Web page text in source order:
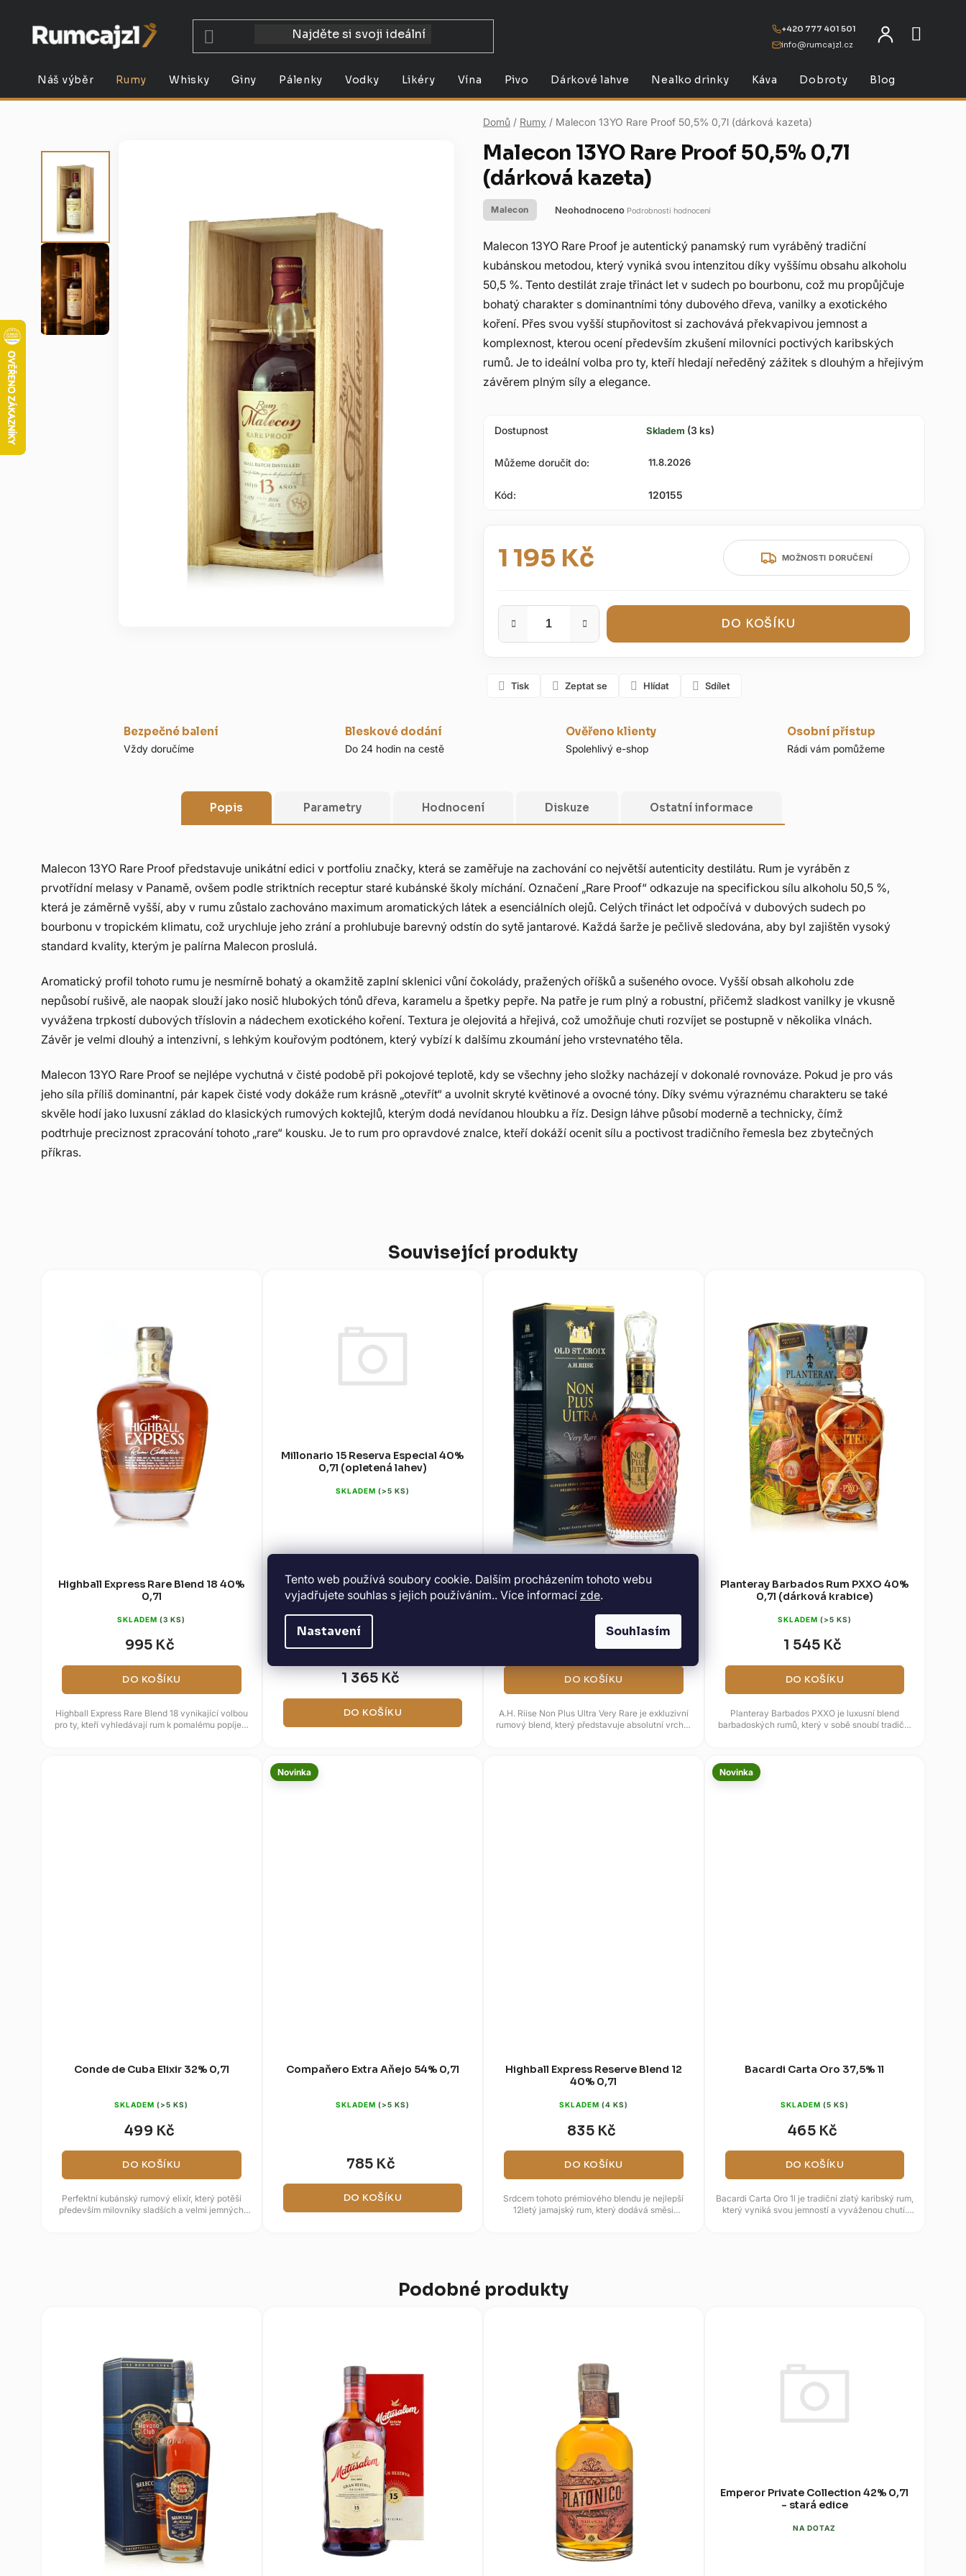
Tento web používá soubory cookie. Dalším procházením tohoto webu
vyjadřujete souhlas s jejich používáním.. Více informací zde.
Nastavení Souhlasím
+420 777 401 501
info@rumcajzl.cz
Náš výběr Rumy Whisky Giny Pálenky Vodky Likéry Vína Pivo Dárkové lahve Nealko drinky Káva Dobroty Blog
Domů / Rumy / Malecon 13YO Rare Proof 50,5% 0,7l (dárková kazeta)
Malecon 13YO Rare Proof 50,5% 0,7l
(dárková kazeta)
Malecon
Průměrné
hodnocení
produktu
0,0
hvězdiček.
Neohodnoceno Podrobnosti hodnocení
Malecon 13YO Rare Proof je autentický panamský rum vyráběný tradiční
kubánskou metodou, který vyniká svou intenzitou díky vyššímu obsahu alkoholu
50,5 %. Tento destilát zraje třináct let v sudech po bourbonu, což mu propůjčuje
bohatý charakter s dominantními tóny dubového dřeva, vanilky a exotického
koření. Přes svou vyšší stupňovitost si zachovává překvapivou jemnost a
komplexnost, kterou ocení především zkušení milovníci poctivých karibských
rumů. Je to ideální volba pro ty, kteří hledají neředěný zážitek s dlouhým a hřejivým
závěrem plným síly a elegance.
Dostupnost Skladem (3 ks)
Můžeme doručit do: 11.8.2026
Kód: 120155
1 195 Kč
Měrná cena:
MOŽNOSTI DORUČENÍ
DO KOŠÍKU
Tisk Zeptat se Hlídat Sdílet
Bezpečné balení
Vždy doručíme
Bleskové dodání
Do 24 hodin na cestě
Ověřeno klienty
Spolehlivý e-shop
Osobní přístup
Rádi vám pomůžeme
Popis Parametry Hodnocení Diskuze Ostatní informace
Malecon 13YO Rare Proof představuje unikátní edici v portfoliu značky, která se zaměřuje na zachování co největší autenticity destilátu. Rum je vyráběn z
prvotřídní melasy v Panamě, ovšem podle striktních receptur staré kubánské školy míchání. Označení „Rare Proof“ odkazuje na specifickou sílu alkoholu 50,5 %,
která je záměrně vyšší, aby v rumu zůstalo zachováno maximum aromatických látek a esenciálních olejů. Celých třináct let odpočívá v dubových sudech po
bourbonu v tropickém klimatu, což urychluje jeho zrání a prohlubuje barevný odstín do sytě jantarové. Každá šarže je pečlivě sledována, aby byl zajištěn vysoký
standard kvality, kterým je palírna Malecon proslulá.
Aromatický profil tohoto rumu je nesmírně bohatý a okamžitě zaplní sklenici vůní čokolády, pražených oříšků a sušeného ovoce. Vyšší obsah alkoholu zde
nepůsobí rušivě, ale naopak slouží jako nosič hlubokých tónů dřeva, karamelu a špetky pepře. Na patře je rum plný a robustní, přičemž sladkost vanilky je vkusně
vyvážena trpkostí dubových tříslovin a nádechem exotického koření. Textura je olejovitá a hřejivá, což umožňuje chuti rozvíjet se postupně v několika vlnách.
Závěr je velmi dlouhý a intenzivní, s lehkým kouřovým podtónem, který vybízí k dalšímu zkoumání jeho vrstevnatého těla.
Malecon 13YO Rare Proof se nejlépe vychutná v čisté podobě při pokojové teplotě, kdy se všechny jeho složky nacházejí v dokonalé rovnováze. Pokud je pro vás
jeho síla příliš dominantní, pár kapek čisté vody dokáže rum krásně „otevřít“ a uvolnit skryté květinové a ovocné tóny. Díky svému výraznému charakteru se také
skvěle hodí jako luxusní základ do klasických rumových koktejlů, kterým dodá nevídanou hloubku a říz. Design láhve působí moderně a technicky, čímž
podtrhuje preciznost zpracování tohoto „rare“ kousku. Je to rum pro opravdové znalce, kteří dokáží ocenit sílu a poctivost tradičního řemesla bez zbytečných
příkras.
Související produkty
Highball Express Rare Blend 18 40%
0,7l
SKLADEM(3 KS)
995 Kč
DO KOŠÍKU
Highball Express Rare Blend 18 vynikající volbou
pro ty, kteří vyhledávají rum k pomalému popíjení
Millonario 15 Reserva Especial 40%
0,7l (opletená lahev)
SKLADEM (>5 KS)
1 365 Kč
DO KOŠÍKU
A.H.Riise Non Plus Ultra Very Rare
42% 0,7l (dárková krabice)
SKLADEM
1 995 Kč
DO KOŠÍKU
A.H. Riise Non Plus Ultra Very Rare je exkluzivní
rumový blend, který představuje absolutní vrchol
Planteray Barbados Rum PXXO 40%
0,7l (dárková krabice)
SKLADEM (>5 KS)
1 545 Kč
DO KOŠÍKU
Planteray Barbados PXXO je luxusní blend
barbadoských rumů, který v sobě snoubí tradiční
Conde de Cuba Elixir 32% 0,7l
SKLADEM(>5 KS)
499 Kč
DO KOŠÍKU
Perfektní kubánský rumový elixír, který potěší
především milovníky sladších a velmi jemných
Novinka
Compaňero Extra Aňejo 54% 0,7l
SKLADEM (>5 KS)
785 Kč
DO KOŠÍKU
Highball Express Reserve Blend 12
40% 0,7l
SKLADEM (4 KS)
835 Kč
DO KOŠÍKU
Srdcem tohoto prémiového blendu je nejlepší
12letý jamajský rum, který dodává směsi
Novinka
Bacardi Carta Oro 37,5% 1l
SKLADEM (5 KS)
465 Kč
DO KOŠÍKU
Bacardi Carta Oro 1l je tradiční zlatý karibský rum,
který vyniká svou jemností a vyváženou chutí.
Podobné produkty
Emperor Private Collection 42% 0,7l
- stará edice
NA DOTAZ